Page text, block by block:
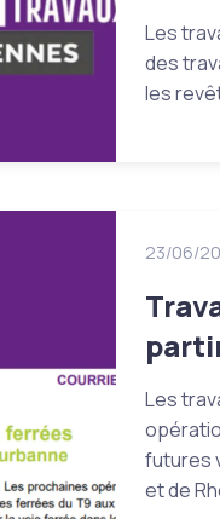
Les
des
les
23/06/
Les
futures
et de